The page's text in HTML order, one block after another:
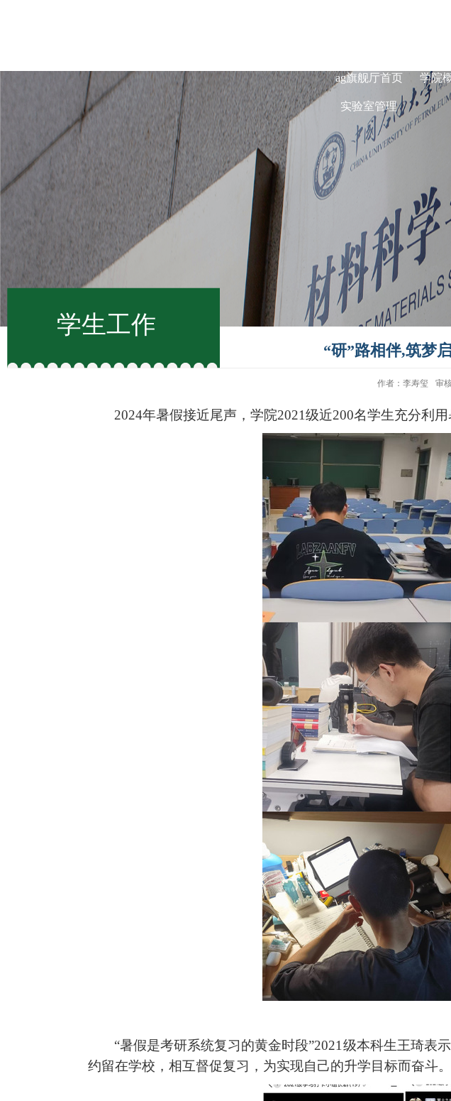
ag旗舰厅首页 学院
实验室管理
学生工作
“研”路相伴,筑梦
作者：李寿玺 审
2024年暑假接近尾声，学院2021级近200名学生充分利用
“暑假是考研系统复习的黄金时段”2021 级本科生王琦表
约留在学校，相互督促复习，为实现自己的升学目标而奋斗。